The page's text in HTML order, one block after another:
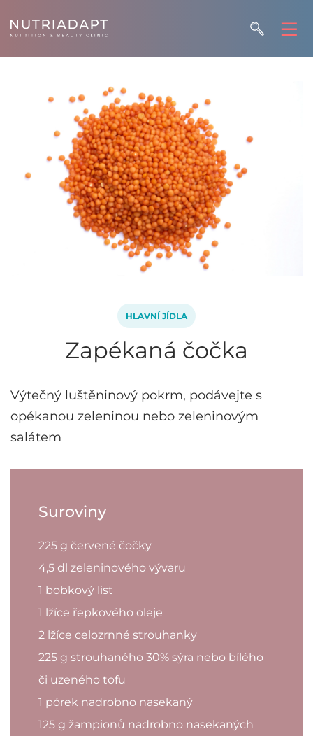
HLAVNÍ JÍDLA
Zapékaná čočka
Výtečný luštěninový pokrm, podávejte s
opékanou zeleninou nebo zeleninovým
salátem
Suroviny
225 g červené čočky
4,5 dl zeleninového vývaru
1 bobkový list
1 lžíce řepkového oleje
2 lžíce celozrnné strouhanky
225 g strouhaného 30% sýra nebo bílého
či uzeného tofu
1 pórek nadrobno nasekaný
125 g žampionů nadrobno nasekaných